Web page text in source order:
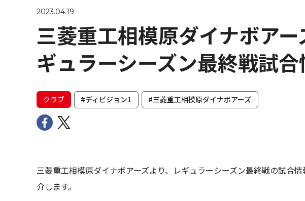
2023.04.19
三菱重工相模原ダイナボア
ギュラーシーズン最終戦試
クラブ #ディビジョン1 #三菱重工相模原ダイナボアーズ
三菱重工相模原ダイナボアーズより、レギュラーシーズン最終戦の試合
介します。